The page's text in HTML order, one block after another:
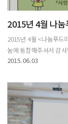
2015년 4월 나
2015년 4월 <나눔푸드
눔에 동참해주셔서 감
2015.06.03